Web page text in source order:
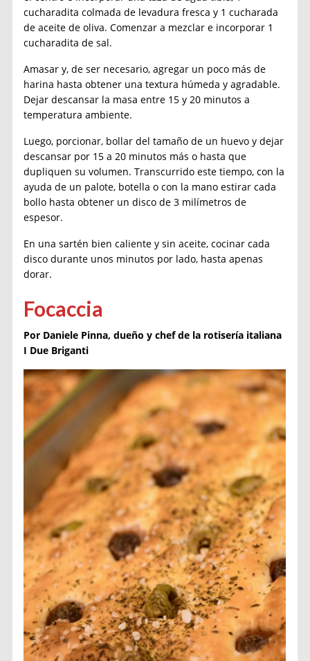
cucharadita colmada de levadura fresca y 1 cucharada
de aceite de oliva. Comenzar a mezclar e incorporar 1
cucharadita de sal.
Amasar y, de ser necesario, agregar un poco más de
harina hasta obtener una textura húmeda y agradable.
Dejar descansar la masa entre 15 y 20 minutos a
temperatura ambiente.
Luego, porcionar, bollar del tamaño de un huevo y dejar
descansar por 15 a 20 minutos más o hasta que
dupliquen su volumen. Transcurrido este tiempo, con la
ayuda de un palote, botella o con la mano estirar cada
bollo hasta obtener un disco de 3 milímetros de
espesor.
En una sartén bien caliente y sin aceite, cocinar cada
disco durante unos minutos por lado, hasta apenas
dorar.
Focaccia
Por Daniele Pinna, dueño y chef de la rotisería italiana
I Due Briganti